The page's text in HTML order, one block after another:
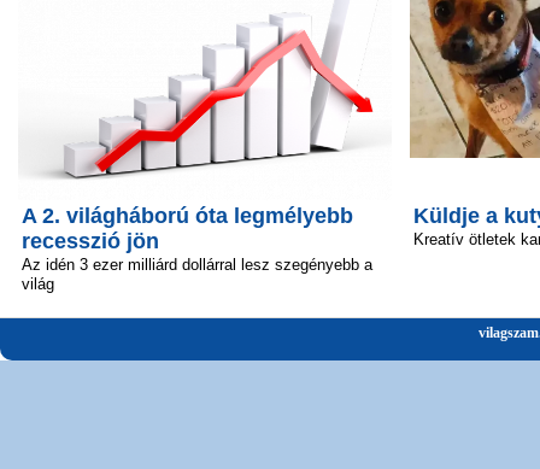
A 2. világháború óta legmélyebb
recesszió jön
Az idén 3 ezer milliárd dollárral lesz szegényebb a
világ
Küldje a
Kreatív ötletek